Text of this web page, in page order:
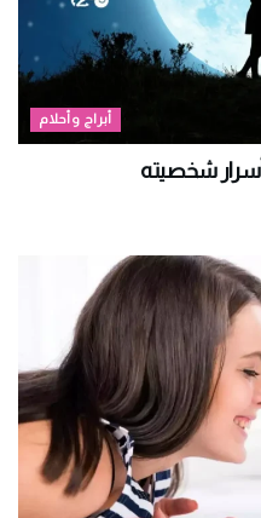
أبراج وأحلام
وأسرار شخصيته